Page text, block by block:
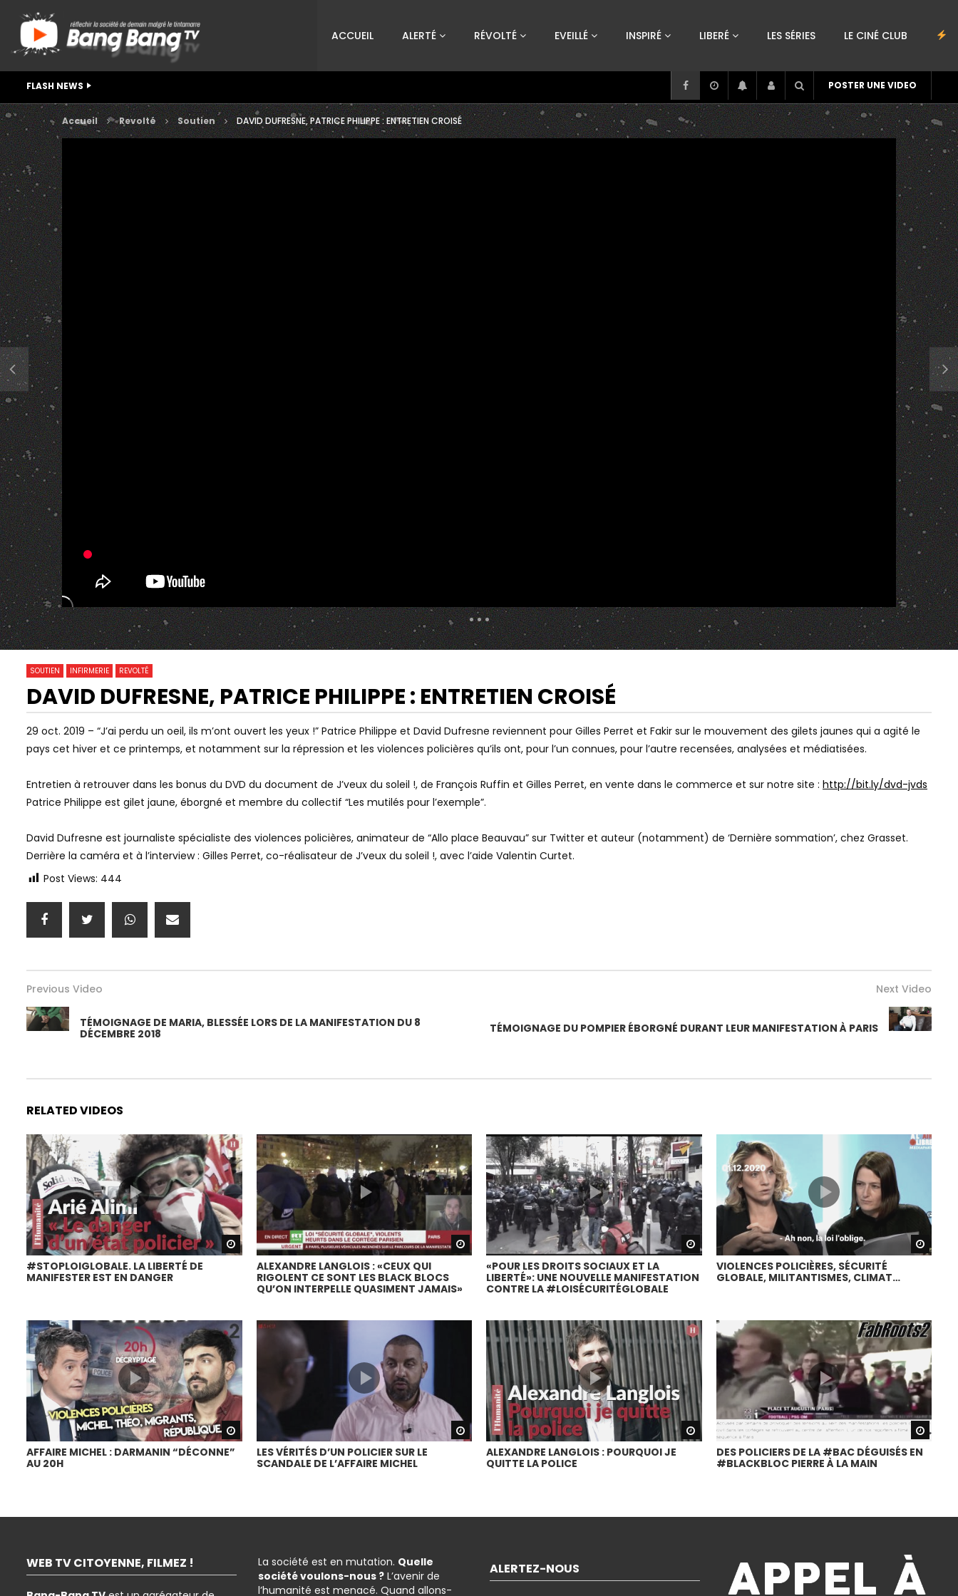
ACCUEIL ALERTÉ RÉVOLTÉ EVEILLÉ INSPIRÉ LIBERÉ LES SÉRIES LE CINÉ CLUB
FLASH NEWS POSTER UNE VIDEO
Accueil Revolté Soutien DAVID DUFRESNE, PATRICE PHILIPPE : ENTRETIEN CROISÉ
444 Views
0 0
Report More Videos
Watch Later
#STOPLOIGLOBALE. LA LIBERTÉ DE
MANIFESTER EST EN DANGER
Watch Later
ALEXANDRE LANGLOIS : «CEUX QUI
RIGOLENT CE SONT LES BLACK
BLOCS QU’ON INTERPELLE
«POUR LES DROITS SOCIAUX ET LA
LIBERTÉ»: UNE NOUVELLE
MANIFESTATION CONTRE LA
VIOLENCES POLICIÈRES, SÉCURITÉ
GLOBALE, MILITANTISMES,
CLIMAT…
AFFAIRE MICHEL :
“DÉCONNE” AU 20H
SOUTIEN INFIRMERIE REVOLTÉ
DAVID DUFRESNE, PATRICE PHILIPPE : ENTRETIEN CROISÉ
29 oct. 2019 – “J’ai perdu un oeil, ils m’ont ouvert les yeux !” Patrice Philippe et David Dufresne reviennent pour Gilles Perret et Fakir sur le mouvement des gilets jaunes qui a agité le
pays cet hiver et ce printemps, et notamment sur la répression et les violences policières qu’ils ont, pour l’un connues, pour l’autre recensées, analysées et médiatisées.
Entretien à retrouver dans les bonus du DVD du document de J’veux du soleil !, de François Ruffin et Gilles Perret, en vente dans le commerce et sur notre site : http://bit.ly/dvd-jvds
Patrice Philippe est gilet jaune, éborgné et membre du collectif “Les mutilés pour l’exemple”.
David Dufresne est journaliste spécialiste des violences policières, animateur de “Allo place Beauvau” sur Twitter et auteur (notamment) de ‘Dernière sommation’, chez Grasset.
Derrière la caméra et à l’interview : Gilles Perret, co-réalisateur de J’veux du soleil !, avec l’aide Valentin Curtet.
Post Views: 444
Previous Video
TÉMOIGNAGE DE MARIA, BLESSÉE LORS DE LA MANIFESTATION DU 8
DÉCEMBRE 2018
Next Video
TÉMOIGNAGE DU POMPIER ÉBORGNÉ DURANT LEUR MANIFESTATION À PARIS
RELATED VIDEOS
Watch Later
#STOPLOIGLOBALE. LA LIBERTÉ DE
MANIFESTER EST EN DANGER
Watch Later
ALEXANDRE LANGLOIS : «CEUX QUI
RIGOLENT CE SONT LES BLACK BLOCS
QU’ON INTERPELLE QUASIMENT JAMAIS»
Watch Later
«POUR LES DROITS SOCIAUX ET LA
LIBERTÉ»: UNE NOUVELLE MANIFESTATION
CONTRE LA #LOISÉCURITÉGLOBALE
VIOLENCES POLICIÈRES, SÉCURITÉ
GLOBALE, MILITANTISMES, CLIMAT…
Watch Later
AFFAIRE MICHEL : DARMANIN “DÉCONNE”
AU 20H
Watch Later
LES VÉRITÉS D’UN POLICIER SUR LE
SCANDALE DE L’AFFAIRE MICHEL
Watch Later
ALEXANDRE LANGLOIS : POURQUOI JE
QUITTE LA POLICE
DES POLICIERS DE LA #BAC DÉGUISÉS EN
#BLACKBLOC PIERRE À LA MAIN
WEB TV CITOYENNE, FILMEZ ! La société est en mutation. Quelle
société voulons-nous ? L’avenir de
l’humanité est menacé. Quand allons-
ALERTEZ-NOUS
€